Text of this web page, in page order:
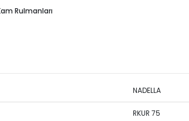
Rulmanları
NADELLA
RKUR 75